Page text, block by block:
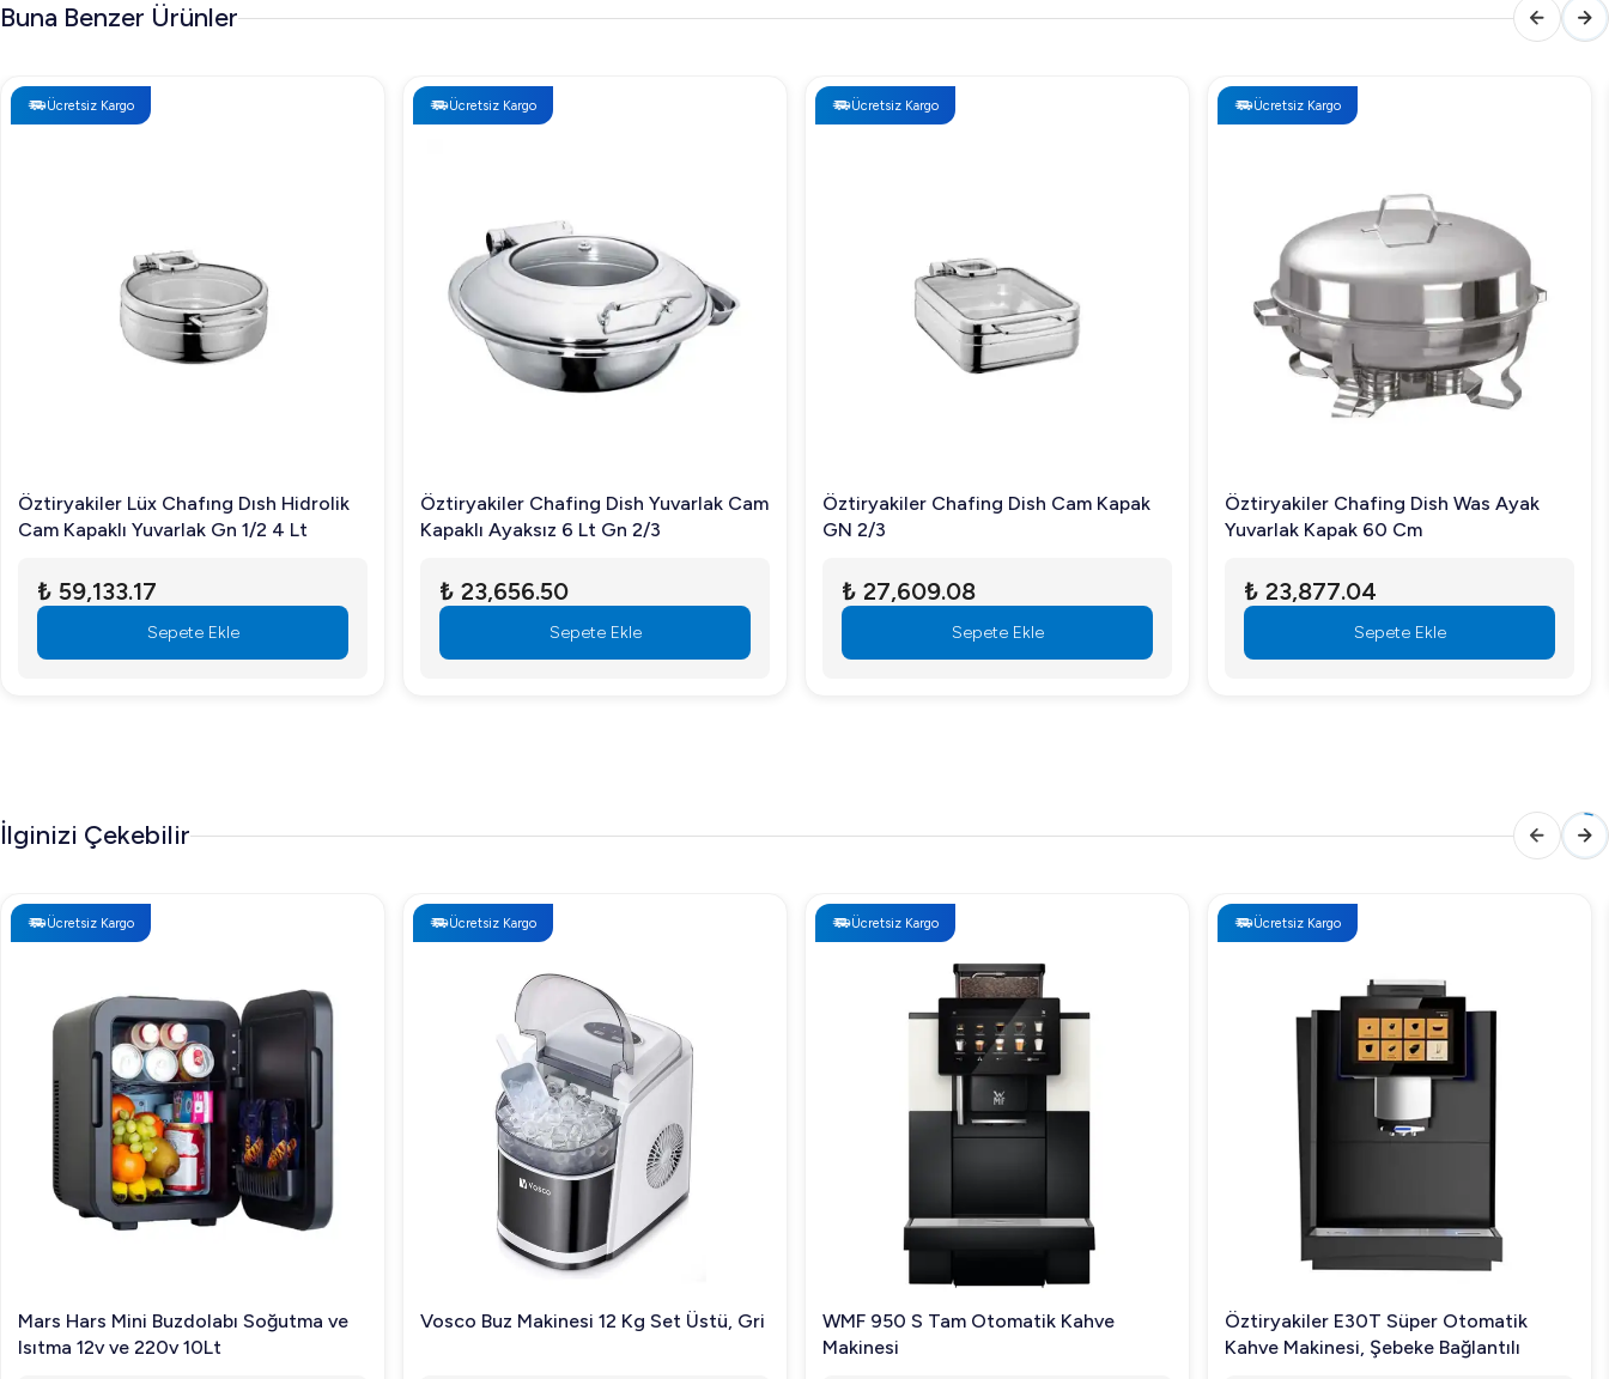
Buna Benzer Ürünler
Ücretsiz Kargo
Öztiryakiler Lüx Chafıng Dısh Hidrolik
Cam Kapaklı Yuvarlak Gn 1/2 4 Lt
₺ 59,133.17
Sepete Ekle
Ücretsiz Kargo
Öztiryakiler Chafing Dish Yuvarlak Cam
Kapaklı Ayaksız 6 Lt Gn 2/3
₺ 23,656.50
Sepete Ekle
Ücretsiz Kargo
Öztiryakiler Chafing Dish Cam Kapak
GN 2/3
₺ 27,609.08
Sepete Ekle
Ücretsiz Kargo
Öztiryakiler Chafing Dish Was Ayak
Yuvarlak Kapak 60 Cm
₺ 23,877.04
Sepete Ekle
İlginizi Çekebilir
Ücretsiz Kargo
Mars Hars Mini Buzdolabı Soğutma ve
Isıtma 12v ve 220v 10Lt
Ücretsiz Kargo
Vosco Buz Makinesi 12 Kg Set Üstü, Gri
Ücretsiz Kargo
WMF 950 S Tam Otomatik Kahve
Makinesi
Ücretsiz Kargo
Öztiryakiler E30T Süper Otomatik
Kahve Makinesi, Şebeke Bağlantılı